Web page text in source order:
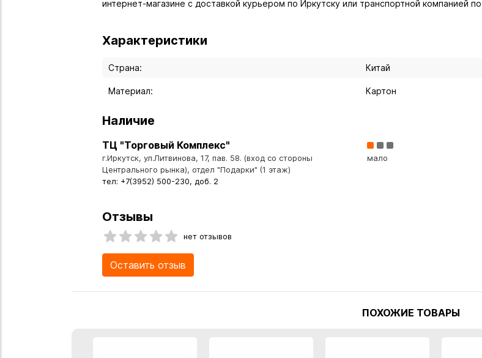
интернет-магазине с доставкой курьером по Иркутску или транспортной компанией
Характеристики
Страна: Китай
Материал: Картон
Наличие
ТЦ "Торговый Комплекс"
г.Иркутск, ул.Литвинова, 17, пав. 58. (вход со стороны
Центрального рынка), отдел "Подарки" (1 этаж)
тел: +7(3952) 500-230, доб. 2
мало
Отзывы
нет отзывов
Оставить отзыв
ПОХОЖИЕ ТОВАРЫ